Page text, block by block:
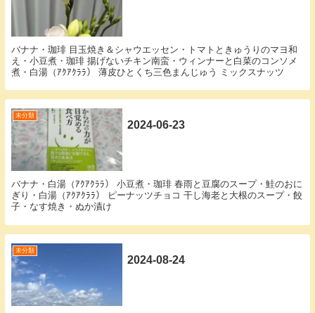
バナナ・珈琲 目玉焼き＆シャウエッセン・トマトときゅうりのマヨ和
え・小豆煮・珈琲 揚げないチキン南蛮・ウィンナーと白菜のコンソメ
煮・白湯（ｱｸｱｸﾗﾗ） 薄皮ひとくち三色まんじゅう ミックスナッツ
未分類
2024-06-23
バナナ・白湯（ｱｸｱｸﾗﾗ） 小豆煮・珈琲 春雨と豆腐のスープ・鮭のおに
ぎり・白湯（ｱｸｱｸﾗﾗ） ピーナッツチョコ 干し海老と大根のスープ・餃
子・なす焼き・ぬか漬け
未分類
2024-08-24